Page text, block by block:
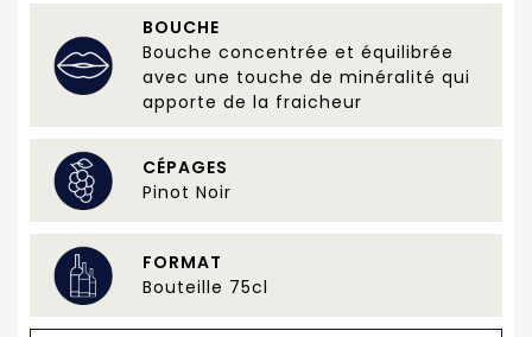
BOUCHE
Bouche concentrée et équilibrée
avec une touche de minéralité qui
apporte de la fraicheur
CÉPAGES
Pinot Noir
FORMAT
Bouteille 75cl